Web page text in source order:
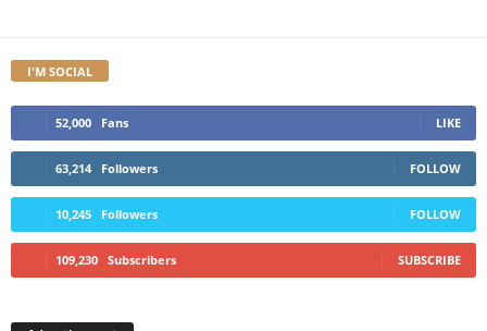
I'M SOCIAL
52,000 Fans LIKE
63,214 Followers FOLLOW
10,245 Followers FOLLOW
109,230 Subscribers SUBSCRIBE